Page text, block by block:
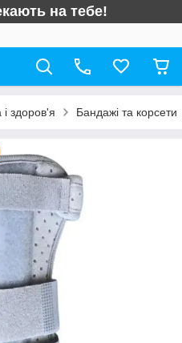
на тебе!
і здоров'я Бандажі та корсети